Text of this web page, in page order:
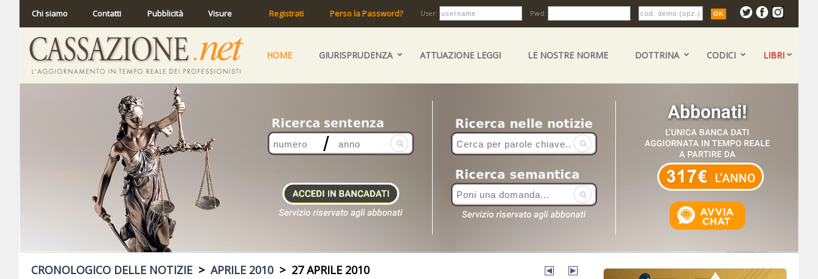
Chi siamo Contatti Pubblicità Visure Registrati Perso la Password? User: Pwd:
HOME GIURISPRUDENZA ATTUAZIONE LEGGI LE NOSTRE NORME DOTTRINA CODICI LIBRI
CRONOLOGICO DELLE NOTIZIE > APRILE 2010> 27 APRILE 2010